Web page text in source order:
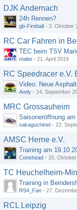
DJK Andernach
24h Rennen?
gb-Fireball - 3. Oktober
RC Car Fahren in
TEC beim TSV
mabe - 21. April 2019
RC Speedracer e.V.
Video: Neue
Andy - 14. September
MRC Grossauheim
Saisoneröffnung am
sakaguchinet - 22.
AMSC Herne e.V.
Training am
Conehead - 15.
TC Heuchelheim-
Training in
RS4_Fan - 27.
RCL Leipzig